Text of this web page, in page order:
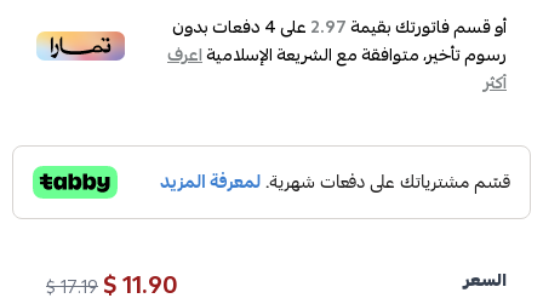
أو قسم فاتورتك بقيمة2.97 على4دفعات بدون
رسوم تأخير، متوافقة مع الشريعة الإسلاميةاعرف
أكثر
السعر 11.90 $
17.19 $